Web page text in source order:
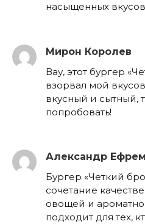
насыщенных
Мирон Королев
Вау, этот бургер
взорвал мой
вкусный и сытный,
попробовать!
Александр
Бургер «Четкий
сочетание
овощей и
подходит для тех,